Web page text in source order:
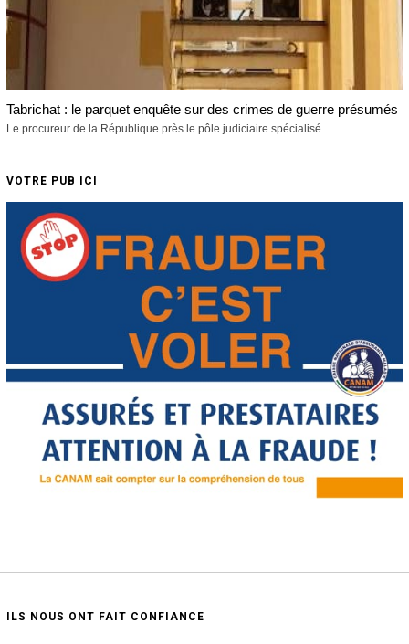
Tabrichat : le parquet enquête sur des crimes de guerre présumés
Le procureur de la République près le pôle judiciaire spécialisé
VOTRE PUB ICI
ILS NOUS ONT FAIT CONFIANCE